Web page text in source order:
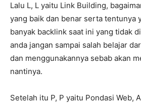
Lalu L, L yaitu Link Building,
yang baik dan benar serta tentunya
banyak backlink saat ini yang tidak
anda jangan sampai salah belajar
dan menggunakannya sebab akan
nantinya.
Setelah itu P, P yaitu Pondasi Web,